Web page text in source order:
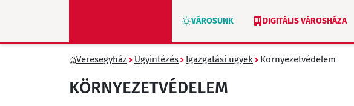
VÁROSUNK DIGITÁLIS VÁROSHÁZA
ZÖLD VERESEGYHÁZ VÁLASZTÁS 2026
Veresegyház Ügyintézés Igazgatási ügyek Környezetvédelem
KÖRNYEZETVÉDELEM